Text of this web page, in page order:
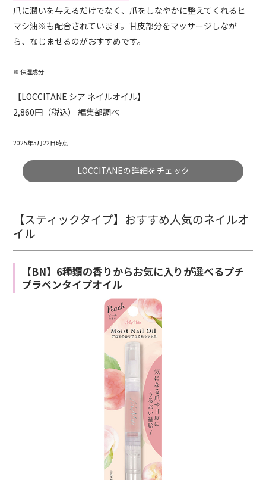
爪に潤いを与えるだけでなく、爪をしなやかに整えてくれるヒ
マシ油※も配合されています。甘皮部分をマッサージしなが
ら、なじませるのがおすすめです。
※ 保湿成分
【LOCCITANE シア ネイルオイル】
2,860円（税込） 編集部調べ
2025年5月22日時点
LOCCITANEの詳細をチェック
【スティックタイプ】おすすめ人気のネイルオ
イル
【BN】6種類の香りからお気に入りが選べるプチ
プラペンタイプオイル